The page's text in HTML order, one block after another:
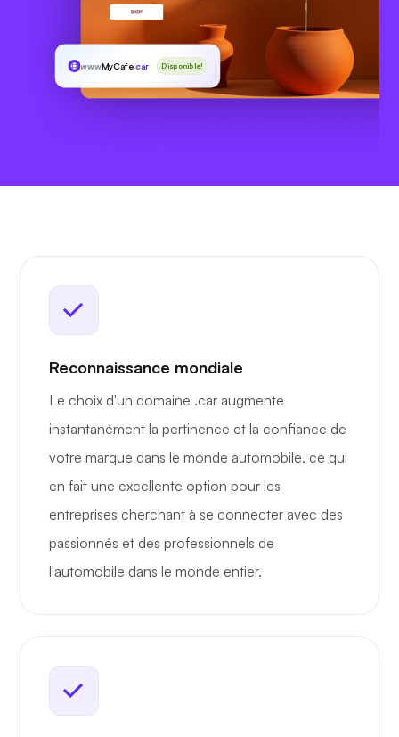
wwwMyCafe.car Disponible!
Reconnaissance mondiale
Le choix d'un domaine .car augmente
instantanément la pertinence et la confiance de
votre marque dans le monde automobile, ce qui
en fait une excellente option pour les
entreprises cherchant à se connecter avec des
passionnés et des professionnels de
l'automobile dans le monde entier.